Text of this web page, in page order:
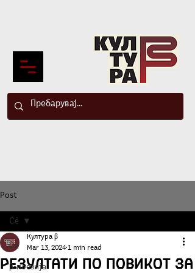
Post
Сè
β-поезија
Сè
Резултати по повикот за
Култура β
Mar 13, 2024 1 min read